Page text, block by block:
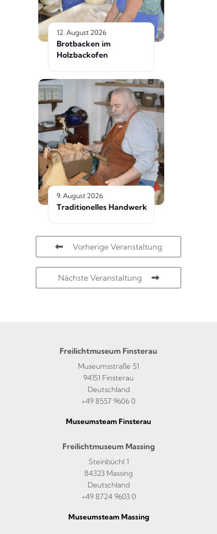
12. August 2026
Brotbacken im
Holzbackofen
9. August 2026
Traditionelles Handwerk
Vorherige Veranstaltung
Nächste Veranstaltung
Freilichtmuseum Finsterau
Museumsstraße 51
94151 Finsterau
Deutschland
+49 8557 9606 0
Museumsteam Finsterau
Freilichtmuseum Massing
Steinbüchl 1
84323 Massing
Deutschland
+49 8724 9603 0
Museumsteam Massing